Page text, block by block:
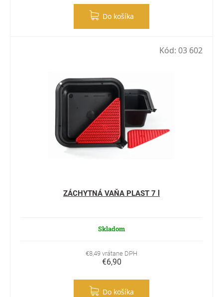
Do košíka
ZÁCHYTNÁ VAŇA PLAST 7 l
Skladom
€8,49 vrátane DPH
€6,90
Do košíka
Kód: 03 602